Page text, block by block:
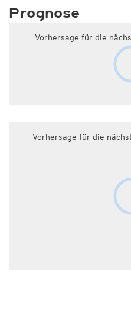
Prognose
Vorhersage für die
Vorhersage für die